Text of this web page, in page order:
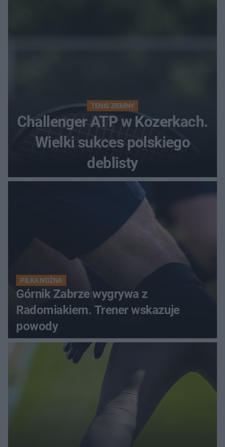
TENIS ZIEMNY
Challenger ATP w Kozerkach.
Wielki sukces polskiego
deblisty
PIŁKA NOŻNA
Górnik Zabrze wygrywa z
Radomiakiem. Trener wskazuje
powody